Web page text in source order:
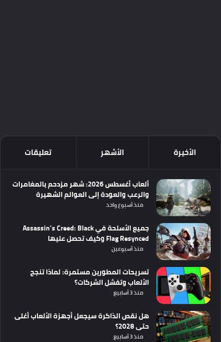
الأخيرة الأشهر تعليقات
ألعاب أغسطس 2026: شهر مزدحم بالمغامرات
والرعب والعودة إلى العوالم الشهيرة
منذ أسبوع واحد
جميع الأسلحة في Assassin’s Creed: Black
Flag Resynced وكيف تحصل عليها
منذ أسبوعين
تسريحات المطورين مستمرة: لماذا تنجح
الألعاب وتفشل الشركات؟
منذ 3 أسابيع
هل نقص الذاكرة سيجعل أجهزة الألعاب أغلى
حتى 2028؟
منذ 3 أسابيع